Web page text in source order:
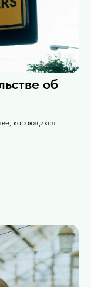
об
касающихся